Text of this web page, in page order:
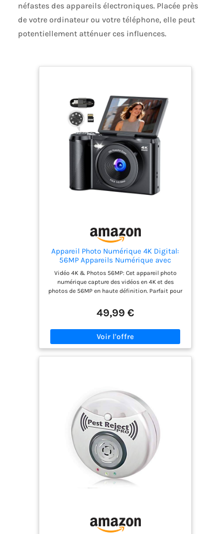
néfastes des appareils électroniques. Placée près
de votre ordinateur ou votre téléphone, elle peut
potentiellement atténuer ces influences.
Appareil Photo Numérique 4K Digital:
56MP Appareils Numérique avec
molette de Mode Écran Rabattable 180°
- Camera pour Vlog avec Carte 32GB -
pour Adolescents Débutants Adultes
Enfant
Vidéo 4K & Photos 56MP: Cet appareil photo
numérique capture des vidéos en 4K et des
photos de 56MP en haute définition. Parfait pour
caméra compacte est idéale pour le vlog, YouTube
ou les souvenirs quotidiens. Un cadeau pratique
Molette de mode pour une utilisation facile: La
molette de mode permet de passer facilement
adultes, idéal pour la création de contenu, le vlog
et le caméscope maison. Détection de visage &
20 filtres créatifs: Grâce à la détection de visage
et à 20 filtres, les photos et vidéos prennent un
aspect unique. Que ce soit pour une caméra
compacte, un appareil pour enfants ou un pocket
appareil photo pour les créateurs, cet appareil
inspire immédiatement à partager ses photos et
vidéos. Batterie 1500mAh & Carte mémoire 32GB:
Cet appareil photo numérique est livré avec une
batterie rechargeable de 1500mAh et une carte
mémoire de 32GB. Profitez de longues sessions
un appareil compact et digital abordable. Idée
cadeau pour enfants et créateurs: Cette mini
49,99 €